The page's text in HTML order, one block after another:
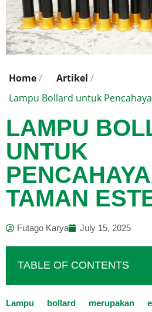
Home/ Artikel /
Lampu Bollard untuk
LAMPU
UNTUK
TAMAN
Futago Karya July 15, 2025
TABLE OF CONTENTS
Lampu bollard merupakan